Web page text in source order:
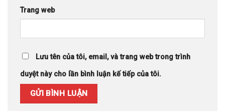
Trang web
Lưu tên của tôi, email, và trang web trong trình
duyệt này cho lần bình luận kế tiếp của tôi.